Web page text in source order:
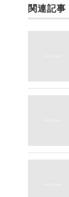
関連記事